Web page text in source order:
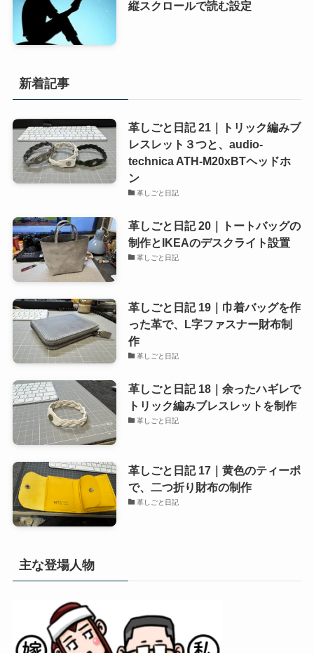
縦スクロールで読む設定
新着記事
革しごと日記 21｜トリック編みブ
レスレット３つと、audio-
technica ATH-M20xBTヘッドホ
ン
革しごと日記
革しごと日記 20｜トートバッグの
制作とIKEAのデスクライト設置
革しごと日記
革しごと日記 19｜巾着バッグを作
った革で、L字ファスナー財布制
作
革しごと日記
革しごと日記 18｜余ったハギレで
トリック編みブレスレットを制作
革しごと日記
革しごと日記 17｜黄色のティーポ
で、二つ折り財布の制作
革しごと日記
主な登場人物